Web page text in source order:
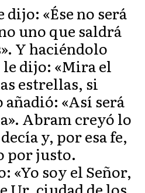
dijo: «Ése no será
uno que saldrá
Y haciéndolo
le dijo: «Mira el
estrellas, si
añadió: «Así será
Abram creyó lo
y, por esa fe,
por justo.
«Yo soy el Señor,